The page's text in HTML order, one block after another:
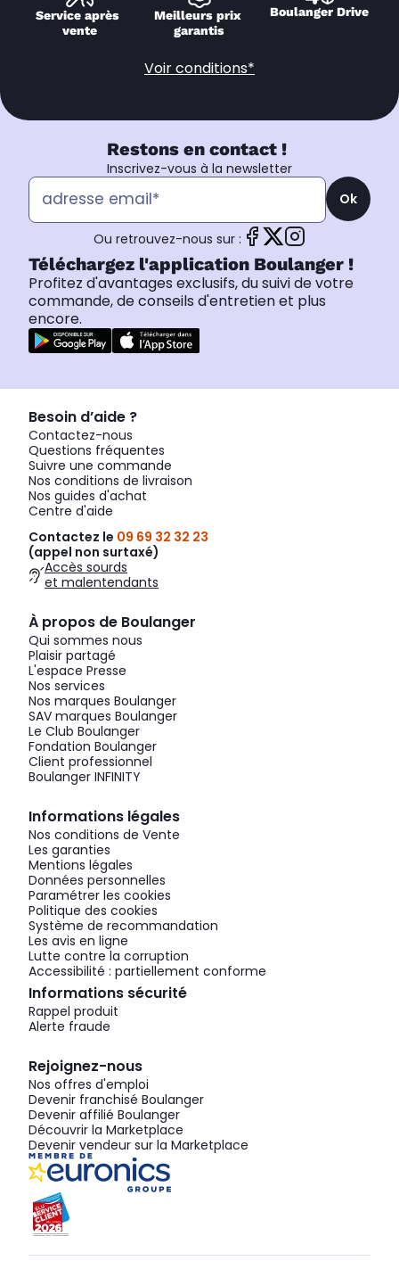
Service après
vente
Meilleurs prix
garantis
Boulanger Drive
Voir conditions*
Restons en contact !
Inscrivez-vous à la newsletter
Ok
Ou retrouvez-nous sur :
Téléchargez l'application Boulanger !
Profitez d'avantages exclusifs, du suivi de votre
commande, de conseils d'entretien et plus
encore.
Besoin d’aide ?
Contactez-nous
Questions fréquentes
Suivre une commande
Nos conditions de livraison
Nos guides d'achat
Centre d'aide
Contactez le 09 69 32 32 23
(appel non surtaxé)
Accès sourds
et malentendants
À propos de Boulanger
Qui sommes nous
Plaisir partagé
L'espace Presse
Nos services
Nos marques Boulanger
SAV marques Boulanger
Le Club Boulanger
Fondation Boulanger
Client professionnel
Boulanger INFINITY
Informations légales
Nos conditions de Vente
Les garanties
Mentions légales
Données personnelles
Paramétrer les cookies
Politique des cookies
Système de recommandation
Les avis en ligne
Lutte contre la corruption
Accessibilité : partiellement conforme
Informations sécurité
Rappel produit
Alerte fraude
Rejoignez-nous
Nos offres d'emploi
Devenir franchisé Boulanger
Devenir affilié Boulanger
Découvrir la Marketplace
Devenir vendeur sur la Marketplace